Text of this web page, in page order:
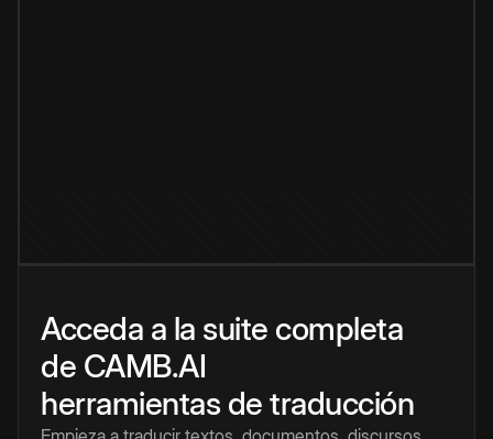
Acceda a la suite completa
de CAMB.AI
herramientas de traducción